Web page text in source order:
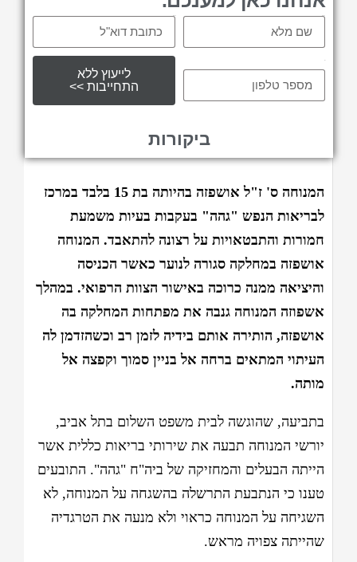
המנוחה ס' ז"ל אושפזה בהיותה בת 15 בלבד במרכז
לבריאות הנפש "גהה" בעקבות בעיות משמעת
חמורות והתבטאויות על רצונה להתאבד. המנוחה
אושפזה במחלקה סגורה לנוער כאשר הכניסה
והיציאה ממנה כרוכה באישור הצוות הרפואי. במהלך
אשפוזה המנוחה גנבה את מפתחות המחלקה בה
אושפזה, הותירה אותם בידיה לזמן רב וכשהזדמן לה
העיתוי המתאים ברחה אל בניין סמוך וקפצה אל
מותה.
בתביעה, שהוגשה לבית משפט השלום בתל אביב,
יורשי המנוחה תבעה את שירותי בריאות כללית אשר
הייתה הבעלים והמחזיקה של ביה"ח "גהה". התובעים
טענו כי הנתבעת התרשלה בהשגחה על המנוחה, לא
השגיחה על המנוחה כראוי ולא מנעה את הטרגדיה
שהייתה צפויה מראש.
לייעוץ ללא
התחייבות >>
ביקורות